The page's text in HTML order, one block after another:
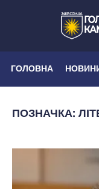
ГОЛОВНА
ПОЗНАЧКА: